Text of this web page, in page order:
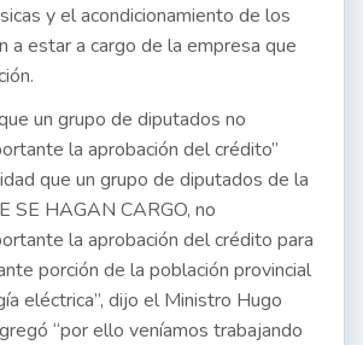
y el acondicionamiento de los
a estar a cargo de la empresa que
un grupo de diputados no
la aprobación del crédito”
que un grupo de diputados de la
SE HAGAN CARGO, no
la aprobación del crédito para
porción de la población provincial
eléctrica”, dijo el Ministro Hugo
“por ello veníamos trabajando